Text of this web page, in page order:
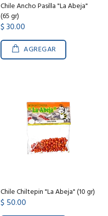
Chile Ancho Pasilla "La Abeja"
(65 gr)
$ 30.00
AGREGAR
Chile Chiltepin "La Abeja" (10 gr)
$ 50.00